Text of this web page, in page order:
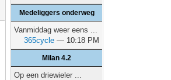
Medeliggers onderweg
Vanmiddag weer eens ...
365cycle — 10:18 PM
Milan 4.2
Op een driewieler ...